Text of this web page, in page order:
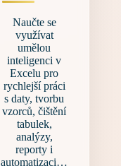
Naučte se
využívat
umělou
inteligenci v
Excelu pro
rychlejší práci
s daty, tvorbu
vzorců, čištění
tabulek,
analýzy,
reporty i
automatizaci…